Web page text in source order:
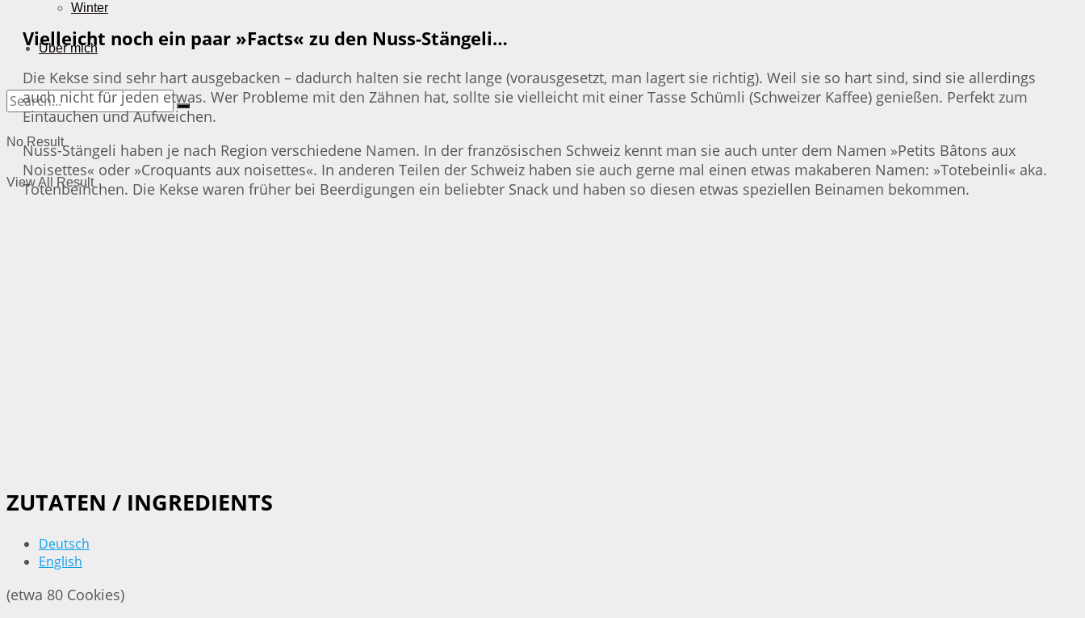
Winter
Über mich
No Result
View All Result
Vielleicht noch ein paar »Facts« zu den Nuss-Stängeli…
Die Kekse sind sehr hart ausgebacken – dadurch halten sie recht lange (vorausgesetzt, man lagert sie richtig). Weil sie so hart sind, sind sie allerdings
auch nicht für jeden etwas. Wer Probleme mit den Zähnen hat, sollte sie vielleicht mit einer Tasse Schümli (Schweizer Kaffee) genießen. Perfekt zum
Eintauchen und Aufweichen.
Nuss-Stängeli haben je nach Region verschiedene Namen. In der französischen Schweiz kennt man sie auch unter dem Namen »Petits Bâtons aux
Noisettes« oder »Croquants aux noisettes«. In anderen Teilen der Schweiz haben sie auch gerne mal einen etwas makaberen Namen: »Totebeinli« aka.
Totenbeinchen. Die Kekse waren früher bei Beerdigungen ein beliebter Snack und haben so diesen etwas speziellen Beinamen bekommen.
ZUTATEN / INGREDIENTS
Deutsch
English
(etwa 80 Cookies)